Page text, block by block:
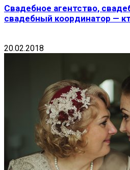
Свадебное агентство,
свадебный координатор —
20.02.2018